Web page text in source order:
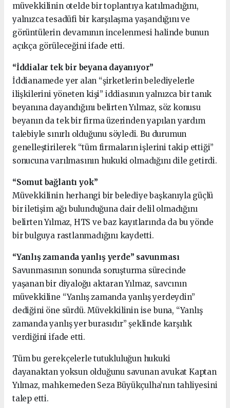
müvekkilinin otelde bir toplantıya katılmadığını,
yalnızca tesadüfi bir karşılaşma yaşandığını ve
görüntülerin devamının incelenmesi halinde bunun
açıkça görüleceğini ifade etti.
“İddialar tek bir beyana dayanıyor”
İddianamede yer alan “şirketlerin belediyelerle
ilişkilerini yöneten kişi” iddiasının yalnızca bir tanık
beyanına dayandığını belirten Yılmaz, söz konusu
beyanın da tek bir firma üzerinden yapılan yardım
talebiyle sınırlı olduğunu söyledi. Bu durumun
genelleştirilerek “tüm firmaların işlerini takip ettiği”
sonucuna varılmasının hukuki olmadığını dile getirdi.
“Somut bağlantı yok”
Müvekkilinin herhangi bir belediye başkanıyla güçlü
bir iletişim ağı bulunduğuna dair delil olmadığını
belirten Yılmaz, HTS ve baz kayıtlarında da bu yönde
bir bulguya rastlanmadığını kaydetti.
“Yanlış zamanda yanlış yerde” savunması
Savunmasının sonunda soruşturma sürecinde
yaşanan bir diyaloğu aktaran Yılmaz, savcının
müvekkiline “Yanlış zamanda yanlış yerdeydin”
dediğini öne sürdü. Müvekkilinin ise buna, “Yanlış
zamanda yanlış yer burasıdır” şeklinde karşılık
verdiğini ifade etti.
Tüm bu gerekçelerle tutukluluğun hukuki
dayanaktan yoksun olduğunu savunan avukat Kaptan
Yılmaz, mahkemeden Seza Büyükçulha’nın tahliyesini
talep etti.